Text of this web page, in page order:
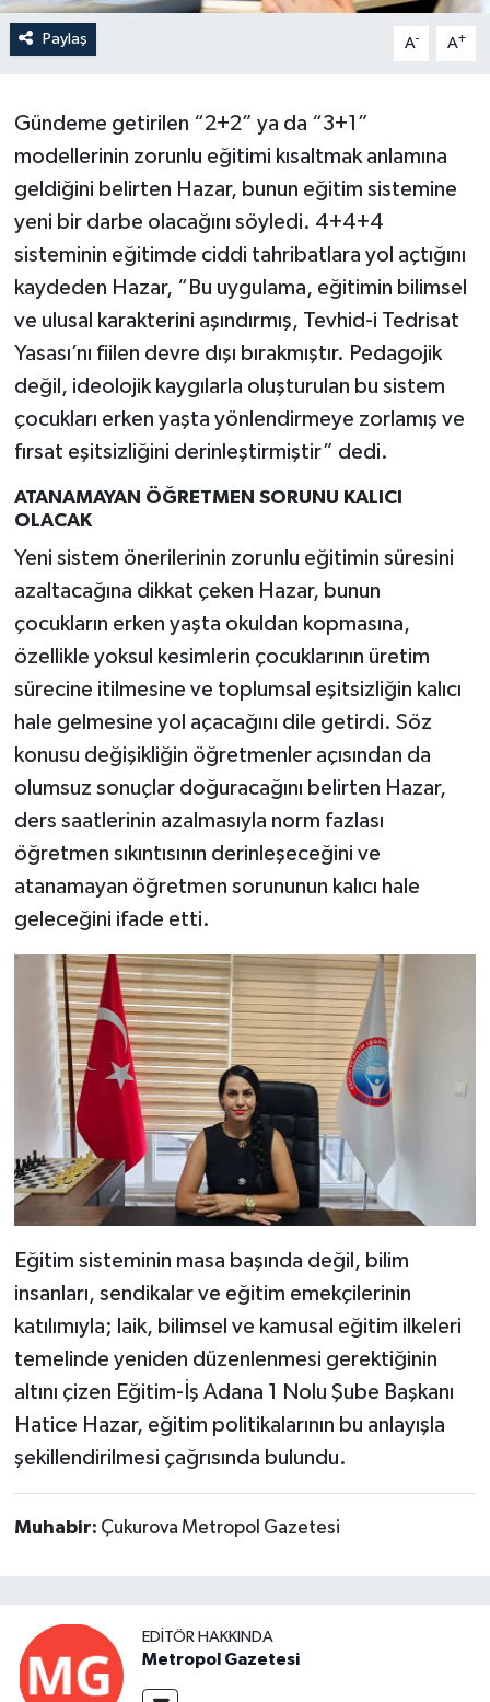
Paylaş A- A+
Gündeme getirilen “2+2” ya da “3+1”
modellerinin zorunlu eğitimi kısaltmak anlamına
geldiğini belirten Hazar, bunun eğitim sistemine
yeni bir darbe olacağını söyledi. 4+4+4
sisteminin eğitimde ciddi tahribatlara yol açtığını
kaydeden Hazar, “Bu uygulama, eğitimin bilimsel
ve ulusal karakterini aşındırmış, Tevhid-i Tedrisat
Yasası’nı fiilen devre dışı bırakmıştır. Pedagojik
değil, ideolojik kaygılarla oluşturulan bu sistem
çocukları erken yaşta yönlendirmeye zorlamış ve
fırsat eşitsizliğini derinleştirmiştir” dedi.
ATANAMAYAN ÖĞRETMEN SORUNU KALICI
OLACAK
Yeni sistem önerilerinin zorunlu eğitimin süresini
azaltacağına dikkat çeken Hazar, bunun
çocukların erken yaşta okuldan kopmasına,
özellikle yoksul kesimlerin çocuklarının üretim
sürecine itilmesine ve toplumsal eşitsizliğin kalıcı
hale gelmesine yol açacağını dile getirdi. Söz
konusu değişikliğin öğretmenler açısından da
olumsuz sonuçlar doğuracağını belirten Hazar,
ders saatlerinin azalmasıyla norm fazlası
öğretmen sıkıntısının derinleşeceğini ve
atanamayan öğretmen sorununun kalıcı hale
geleceğini ifade etti.
Eğitim sisteminin masa başında değil, bilim
insanları, sendikalar ve eğitim emekçilerinin
katılımıyla; laik, bilimsel ve kamusal eğitim ilkeleri
temelinde yeniden düzenlenmesi gerektiğinin
altını çizen Eğitim-İş Adana 1 Nolu Şube Başkanı
Hatice Hazar, eğitim politikalarının bu anlayışla
şekillendirilmesi çağrısında bulundu.
Muhabir: Çukurova Metropol Gazetesi
EDITÖR HAKKINDA
Metropol Gazetesi